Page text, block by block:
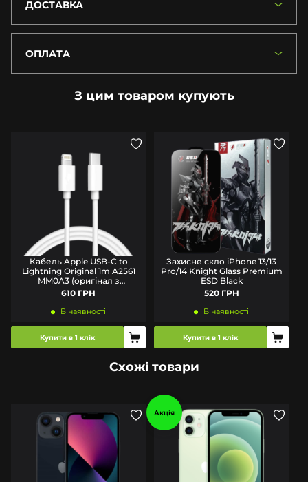
ДОСТАВКА
ОПЛАТА
З цим товаром купують
Кабель Apple USB-C to
Lightning Original 1m A2561
MM0A3 (оригінал з
комплекту)
610 ГРН
В наявності
Купити в 1 клік
Захисне скло iPhone 13/13
Pro/14 Knight Glass Premium
ESD Black
520 ГРН
В наявності
Купити в 1 клік
Схожі товари
Акція